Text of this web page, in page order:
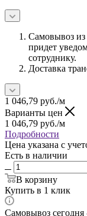
Самовывоз из
придет
сотруднику.
Доставка
1 046,79 руб./м
Варианты цен
1 046,79 руб./м
Подробности
Цена указана с
Есть в наличии
В корзину
Купить в 1 клик
Самовывоз сегодня